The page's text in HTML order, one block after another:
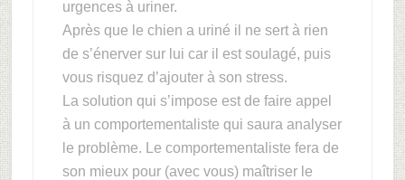
urgences à uriner.
Après que le chien a uriné il ne sert à rien
de s’énerver sur lui car il est soulagé, puis
vous risquez d’ajouter à son stress.
La solution qui s’impose est de faire appel
à un comportementaliste qui saura analyser
le problème. Le comportementaliste fera de
son mieux pour (avec vous) maîtriser le